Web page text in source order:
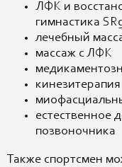
ЛФК и
гимнастика
лечебный
массаж с ЛФК
кинезитерапия
естественное
позвоночника
Также спортсмен